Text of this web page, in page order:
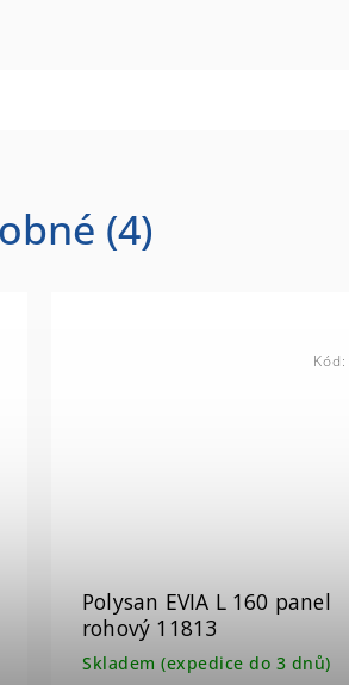
(4)
Polysan EVIA L 160 panel
rohový 11813
Skladem (expedice do 3 dnů)
Kód: